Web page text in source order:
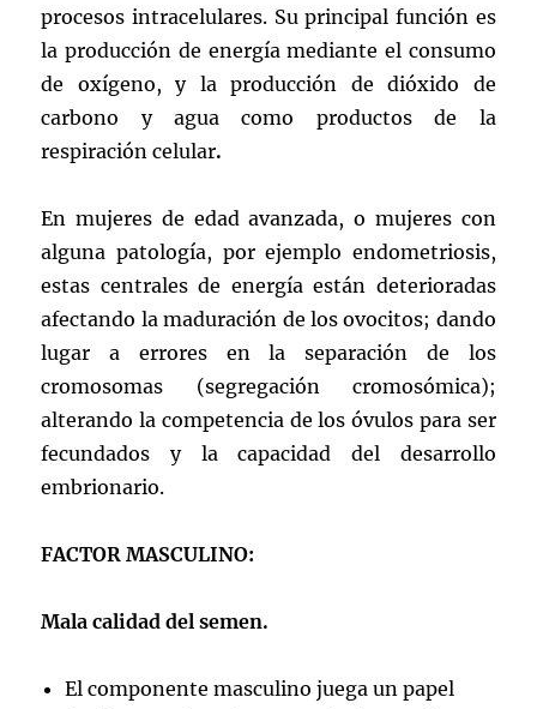
procesos intracelulares. Su principal función es
la producción de energía mediante el consumo
de oxígeno, y la producción de dióxido de
carbono y agua como productos de la
respiración celular.
En mujeres de edad avanzada, o mujeres con
alguna patología, por ejemplo endometriosis,
estas centrales de energía están deterioradas
afectando la maduración de los ovocitos; dando
lugar a errores en la separación de los
cromosomas (segregación cromosómica);
alterando la competencia de los óvulos para ser
fecundados y la capacidad del desarrollo
embrionario.
FACTOR MASCULINO:
Mala calidad del semen.
El componente masculino juega un papel